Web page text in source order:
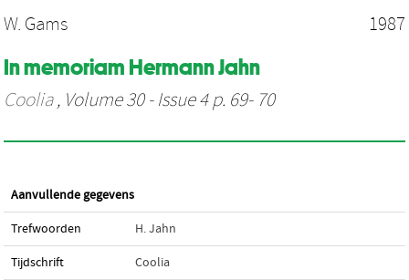
W. Gams 1987
In memoriam Hermann Jahn
Coolia, Volume 30 - Issue 4 p. 69- 70
Aanvullende gegevens
Trefwoorden H. Jahn
Tijdschrift Coolia